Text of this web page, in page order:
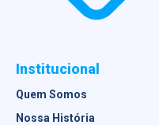
Institucional
Quem Somos
Nossa História